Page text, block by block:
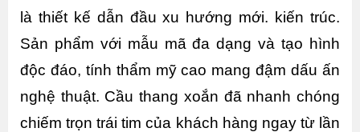
là thiết kế dẫn đầu xu hướng mới. kiến trúc.
Sản phẩm với mẫu mã đa dạng và tạo hình
độc đáo, tính thẩm mỹ cao mang đậm dấu ấn
nghệ thuật. Cầu thang xoắn đã nhanh chóng
chiếm trọn trái tim của khách hàng ngay từ lần